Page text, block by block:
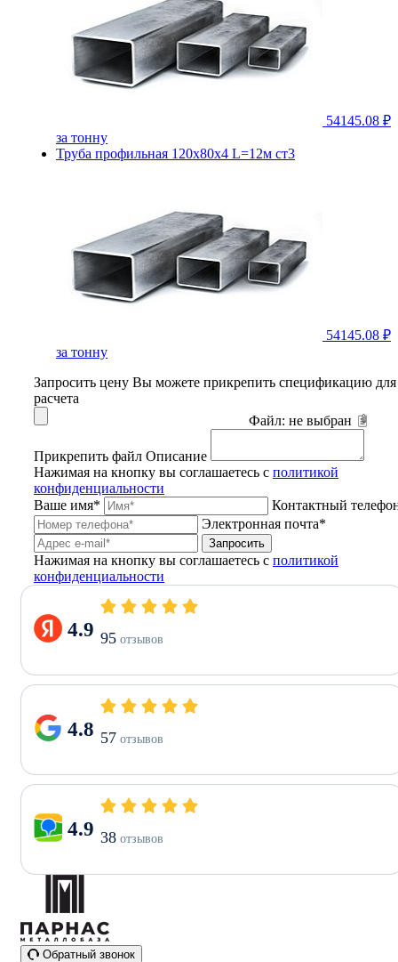
54145.08 ₽
за тонну
Труба профильная 120х80х4 L=12м ст3
54145.08 ₽
за тонну
Запросить цену Вы можете прикрепить спецификацию для
расчета
Файл: не выбран
Прикрепить файл Описание
Нажимая на кнопку вы соглашаетесь с политикой
конфиденциальности
Ваше имя*
Контактный
Электронная почта*
Запросить
Нажимая на кнопку вы соглашаетесь с политикой
конфиденциальности
4.9 95 отзывов
4.8 57 отзывов
4.9 38 отзывов
Обратный звонок